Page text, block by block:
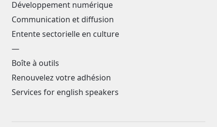
Développement numérique
Communication et diffusion
Entente sectorielle en culture
—
Boîte à outils
Renouvelez votre adhésion
Services for english speakers